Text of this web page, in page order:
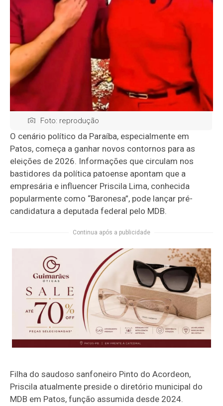
Foto: reprodução
O cenário político da Paraíba, especialmente em
Patos, começa a ganhar novos contornos para as
eleições de 2026. Informações que circulam nos
bastidores da política patoense apontam que a
empresária e influencer Priscila Lima, conhecida
popularmente como “Baronesa”, pode lançar pré-
candidatura a deputada federal pelo MDB.
Continua após a publicidade
Filha do saudoso sanfoneiro Pinto do Acordeon,
Priscila atualmente preside o diretório municipal do
MDB em Patos, função assumida desde 2024.